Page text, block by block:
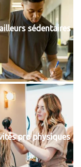
sédentaires
pro physiques